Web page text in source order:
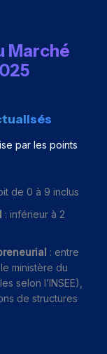
Marché
par les points
de 0 à 9 inclus
: inférieur à 2
: entre
ministère du
selon l’INSEE),
de structures